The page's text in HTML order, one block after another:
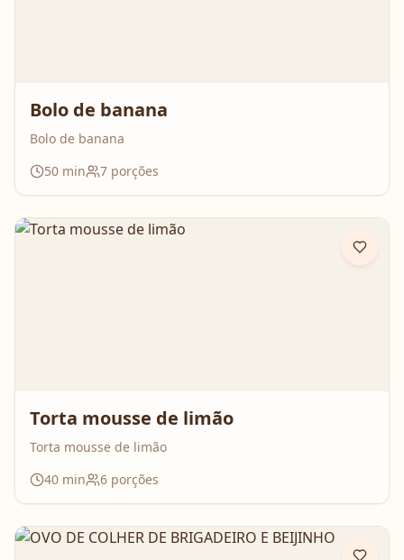
Bolo de banana
Bolo de banana
50 min 7 porções
Torta mousse de limão
Torta mousse de limão
40 min 6 porções